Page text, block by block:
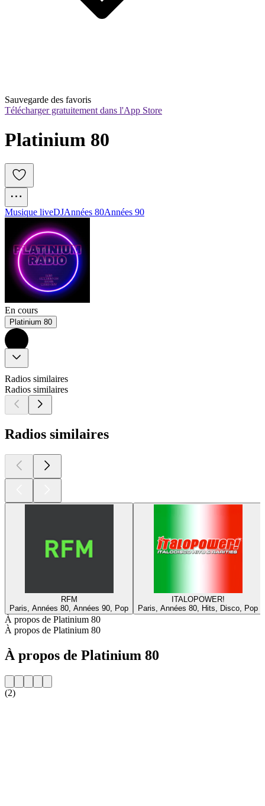
Sauvegarde des favoris
Télécharger gratuitement dans l'App Store
Platinium 80
Musique liveDJAnnées 80Années 90
En cours
Platinium 80
Radios similaires
Radios similaires
Radios similaires
RFM
Paris, Années 80, Années 90, Pop
ITALOPOWER!
Paris, Années 80, Hits, Disco, Pop
À propos de Platinium 80
À propos de Platinium 80
À propos de Platinium 80
(2)